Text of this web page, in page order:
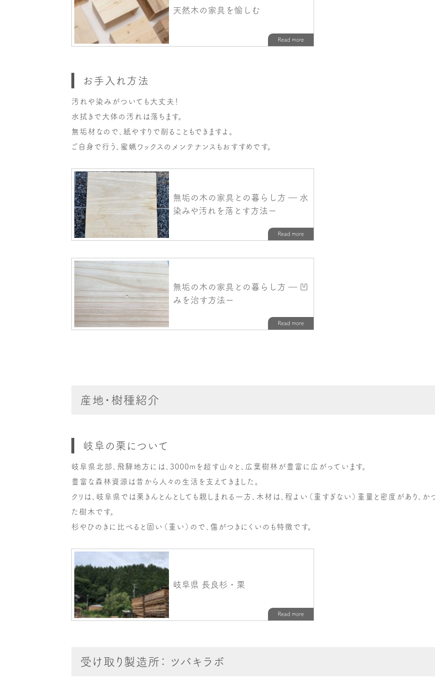
お手入れ方法
汚れや染みがついても大丈夫！
水拭きで大体の汚れは落ちます。
無垢材なので、紙やすりで削ることもできますよ。
ご自身で行う、蜜蝋ワックスのメンテナンスもおすすめです。
産地・樹種紹介
岐阜の栗について
岐阜県北部、飛騨地方には、3000mを超す山々と、広葉樹林が豊富に広がっています。
豊富な森林資源は昔から人々の生活を支えてきました。
クリは、岐阜県では栗きんとんとしても親しまれる一方、木材は、程よい（重すぎない）重量と密度があり、
た樹木です。
杉やひのきに比べると固い（重い）ので、傷がつきにくいのも特徴です。
受け取り製造所： ツバキラボ